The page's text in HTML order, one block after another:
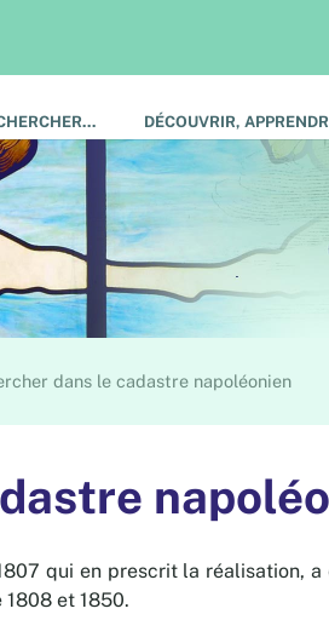
DÉCOUVRIR,
dans le cadastre napoléonien
qui en prescrit la réalisation, a
et 1850.